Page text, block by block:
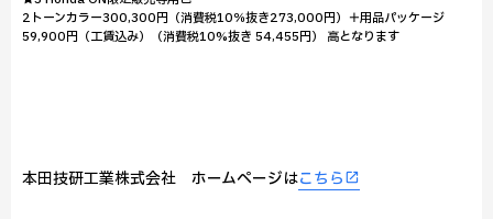
2トーンカラー300,300円（消費税10％抜き273,000円）＋用品パッケージ
59,900円（工賃込み）（消費税10%抜き 54,455円） 高となります
本田技研工業株式会社 ホームページはこちら